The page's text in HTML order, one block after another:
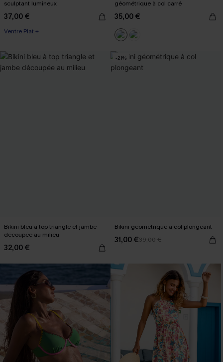
sculptant lumineux
37,00 €
Ventre Plat +
géométrique à col carré
35,00 €
Bikini bleu à top triangle et jambe
découpée au milieu
32,00 €
-21%
Bikini géométrique à col plongeant
31,00 €39,00 €